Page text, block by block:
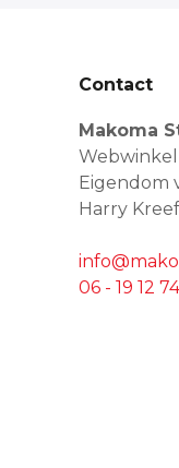
Contact
Makoma
Eigendom
Harry
06 - 19 12